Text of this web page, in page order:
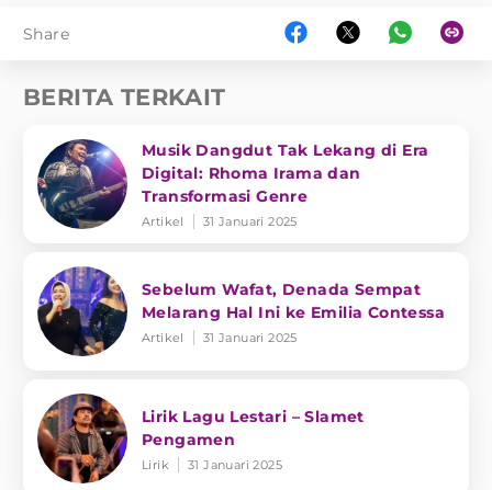
Share
BERITA TERKAIT
Musik Dangdut Tak Lekang di Era
Digital: Rhoma Irama dan
Transformasi Genre
Artikel 31 Januari 2025
Sebelum Wafat, Denada Sempat
Melarang Hal Ini ke Emilia Contessa
Artikel 31 Januari 2025
Lirik Lagu Lestari – Slamet
Pengamen
Lirik 31 Januari 2025